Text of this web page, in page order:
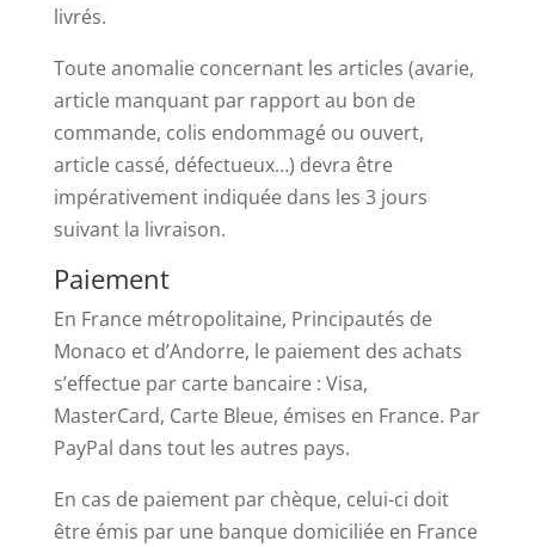
livrés.
Toute anomalie concernant les articles (avarie,
article manquant par rapport au bon de
commande, colis endommagé ou ouvert,
article cassé, défectueux…) devra être
impérativement indiquée dans les 3 jours
suivant la livraison.
Paiement
En France métropolitaine, Principautés de
Monaco et d’Andorre, le paiement des achats
s’effectue par carte bancaire : Visa,
MasterCard, Carte Bleue, émises en France. Par
PayPal dans tout les autres pays.
En cas de paiement par chèque, celui-ci doit
être émis par une banque domiciliée en France